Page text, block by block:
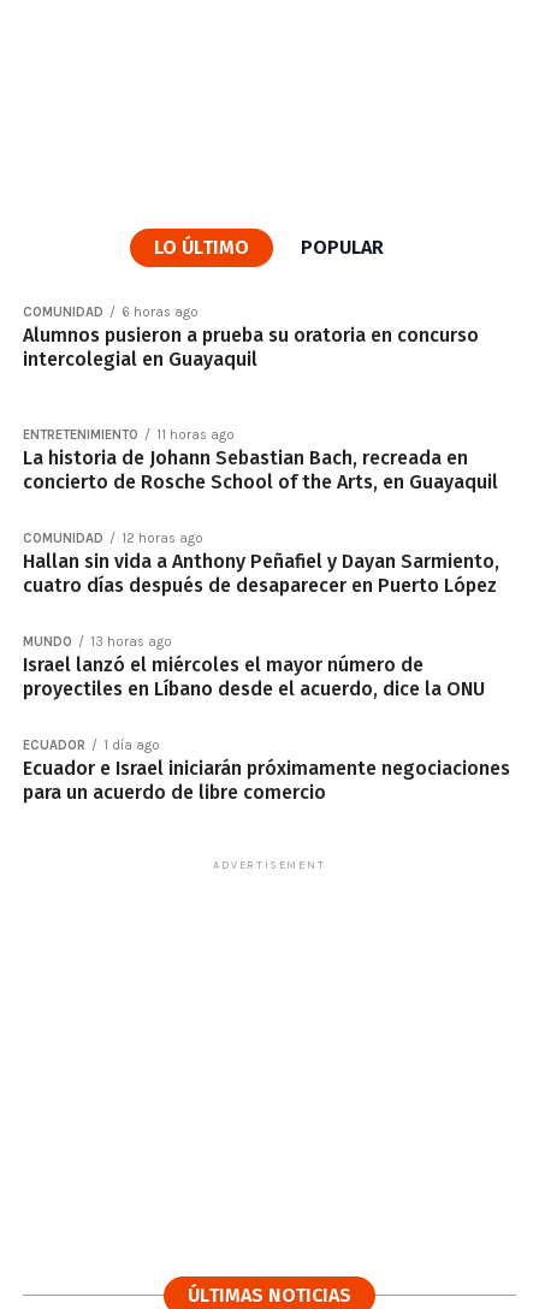
LO ÚLTIMO POPULAR
COMUNIDAD 6 horas ago
Alumnos pusieron a prueba su oratoria en concurso
intercolegial en Guayaquil
ENTRETENIMIENTO 11 horas ago
La historia de Johann Sebastian Bach, recreada en
concierto de Rosche School of the Arts, en Guayaquil
COMUNIDAD 12 horas ago
Hallan sin vida a Anthony Peñafiel y Dayan Sarmiento,
cuatro días después de desaparecer en Puerto López
MUNDO 13 horas ago
Israel lanzó el miércoles el mayor número de
proyectiles en Líbano desde el acuerdo, dice la ONU
ECUADOR 1 día ago
Ecuador e Israel iniciarán próximamente negociaciones
para un acuerdo de libre comercio
ADVERTISEMENT
ÚLTIMAS NOTICIAS